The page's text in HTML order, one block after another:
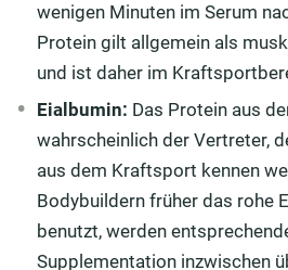
wenigen Minuten im Serum
Protein gilt allgemein als
und ist daher im
Eialbumin: Das Protein aus
wahrscheinlich der Vertreter,
aus dem Kraftsport kennen
Bodybuildern früher das rohe
benutzt, werden
Supplementation inzwischen